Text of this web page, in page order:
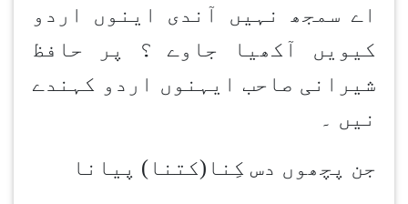
اے سمجھ نہیں آندی اینوں اردو
کیویں آکھیا جاوے ؟ پر حافظ
شیرانی صاحب ایہنوں اردو کہندے
نیں ۔
جن پچھوں دس کِنا(کتنا) پیانا